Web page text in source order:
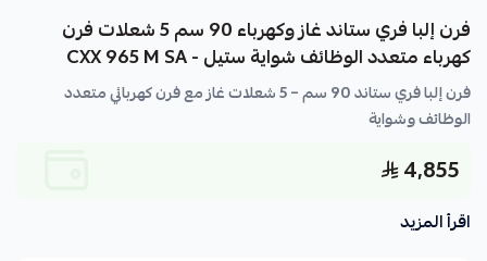
فرن إلبا فري ستاند غاز وكهرباء 90 سم 5 شعلات فرن
كهرباء متعدد الوظائف شواية ستيل - CXX 965 M SA
فرن إلبا فري ستاند 90 سم – 5 شعلات غاز مع فرن كهربائي متعدد
الوظائف وشواية
4,855
اقرأ المزيد